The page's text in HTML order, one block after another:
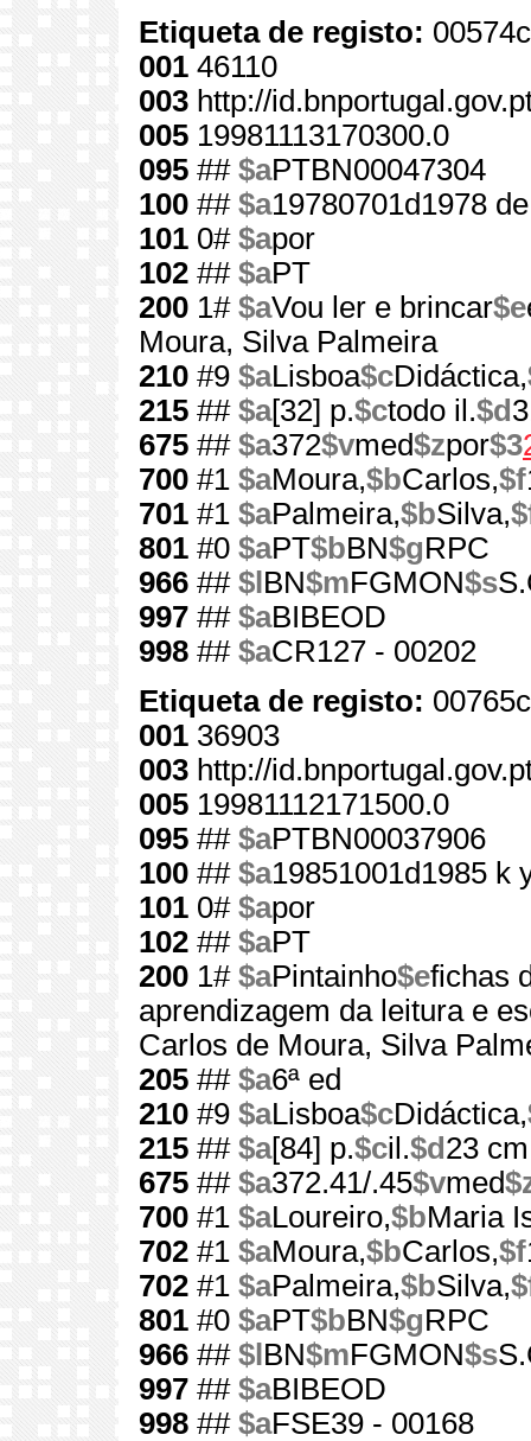
Etiqueta de registo:
001 46110
003 http://
005 19981113170300.0
095 ## $aPTBN00047304
100 ## $a19780701d1978
101 0# $apor
102 ## $aPT
200 1# $aVou ler e brincar$e
Moura, Silva Palmeira
210 #9 $aLisboa$cDidáctica,
215 ## $a[32] p.$ctodo il.$d
675 ## $a372$vmed$zpor$3
700 #1 $aMoura,$bCarlos,$f
701 #1 $aPalmeira,$bSilva,
801 #0 $aPT$bBN$gRPC
966 ## $l BN$mFGMON$s
997 ## $aBIBEOD
998 ## $aCR127 - 00202
Etiqueta de registo:
001 36903
003 http://
005 19981112171500.0
095 ## $aPTBN00037906
100 ## $a19851001d1985 k
101 0# $apor
102 ## $aPT
200 1# $aPintainho$efichas
aprendizagem da leitura e
Carlos de Moura, Silva
205 ## $a6ª ed
210 #9 $aLisboa$cDidáctica,
215 ## $a[84] p.$cil.$d 23 cm
675 ## $a372.41/.45$vmed
700 #1 $aLoureiro,$bMaria
702 #1 $aMoura,$bCarlos,$f
702 #1 $aPalmeira,$bSilva,
801 #0 $aPT$bBN$gRPC
966 ## $l BN$mFGMON$s
997 ## $aBIBEOD
998 ## $aFSE39 - 00168